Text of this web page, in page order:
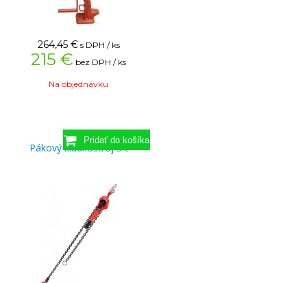
264,45 € s DPH / ks
215 € bez DPH / ks
Na objednávku
Pákový kladkostroj 3 t